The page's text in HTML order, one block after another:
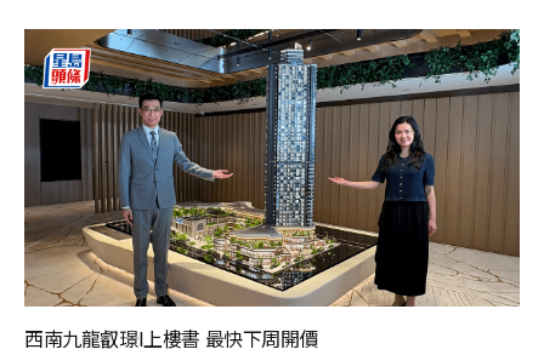
西南九龍叡璟I上樓書 最快下周開價